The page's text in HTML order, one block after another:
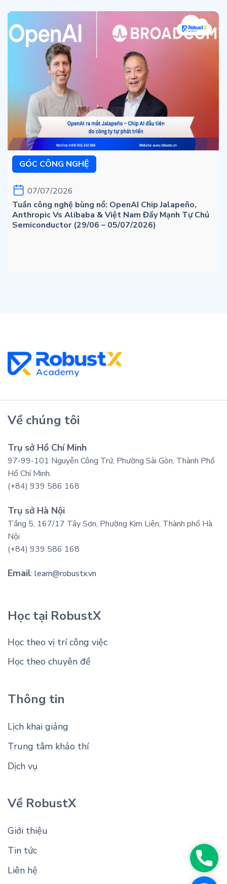
GÓC CÔNG NGHỆ
07/07/2026
Tuần công nghệ bùng nổ: OpenAI Chip Jalapeño,
Anthropic Vs Alibaba & Việt Nam Đẩy Mạnh Tự Chủ
Semiconductor (29/06 – 05/07/2026)
Về chúng tôi
Trụ sở Hồ Chí Minh
97-99-101 Nguyễn Công Trứ, Phường Sài Gòn, Thành Phố
Hồ Chí Minh.
(+84) 939 586 168
Trụ sở Hà Nội
Tầng 5, 167/17 Tây Sơn, Phường Kim Liên, Thành phố Hà
Nội
(+84) 939 586 168
Email: learn@robustx.vn
Học tại RobustX
Học theo vị trí công việc
Học theo chuyên đề
Thông tin
Lịch khai giảng
Trung tâm khảo thí
Dịch vụ
Về RobustX
Giới thiệu
Tin tức
Liên hệ
Phone